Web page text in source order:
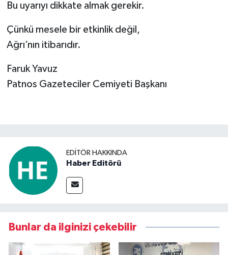
Bu uyarıyı dikkate almak gerekir.
Çünkü mesele bir etkinlik değil,
Ağrı’nın itibarıdır.
Faruk Yavuz
Patnos Gazeteciler Cemiyeti Başkanı
EDITÖR HAKKINDA
Haber Editörü
Bunlar da ilginizi çekebilir